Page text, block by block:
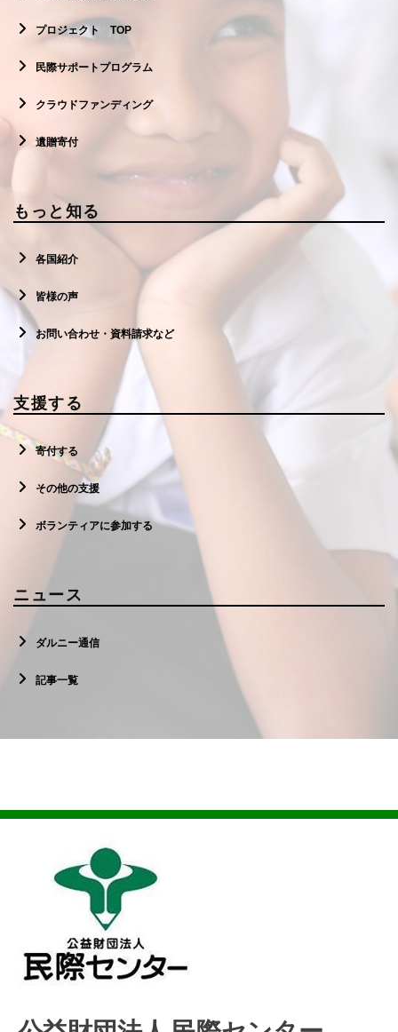
プロジェクト TOP
民際サポートプログラム
クラウドファンディング
遺贈寄付
もっと知る
各国紹介
皆様の声
お問い合わせ・資料請求など
支援する
寄付する
その他の支援
ボランティアに参加する
ニュース
ダルニー通信
記事一覧